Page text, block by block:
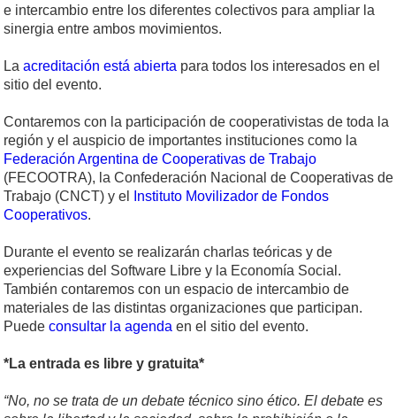
e intercambio entre los diferentes colectivos para ampliar la
sinergia entre ambos movimientos.
La acreditación está abierta para todos los interesados en el
sitio del evento.
Contaremos con la participación de cooperativistas de toda la
región y el auspicio de importantes instituciones como la
Federación Argentina de Cooperativas de Trabajo
(FECOOTRA), la Confederación Nacional de Cooperativas de
Trabajo (CNCT) y el
Instituto Movilizador de Fondos
Cooperativos.
Durante el evento se realizarán charlas teóricas y de
experiencias del Software Libre y la Economía Social.
También contaremos con un espacio de intercambio de
materiales de las distintas organizaciones que participan.
Puede consultar la agenda en el sitio del evento.
*La entrada es libre y gratuita*
“No, no se trata de un debate técnico sino ético. El debate es